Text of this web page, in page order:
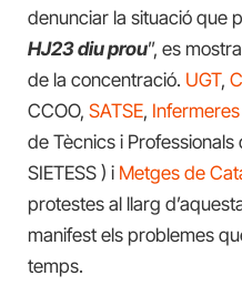
denunciar la situació que
HJ23 diu prou”, es
de la concentració. UGT,
CCOO, SATSE,
de Tècnics i Professionals
SIETESS ) i Metges de
protestes al llarg
manifest els problemes
temps.